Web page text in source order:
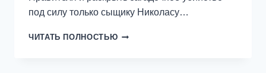
под силу только сыщику Николасу…
ЧИТАТЬ ПОЛНОСТЬЮ ОХОТА